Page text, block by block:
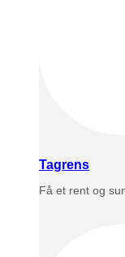
Tagrens
Få et rent og